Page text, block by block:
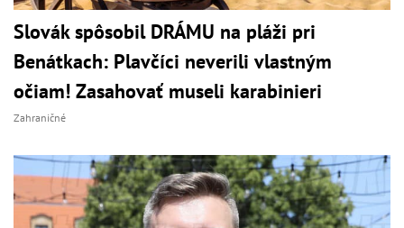
Slovák spôsobil DRÁMU na pláži pri
Benátkach: Plavčíci neverili vlastným
očiam! Zasahovať museli karabinieri
Zahraničné